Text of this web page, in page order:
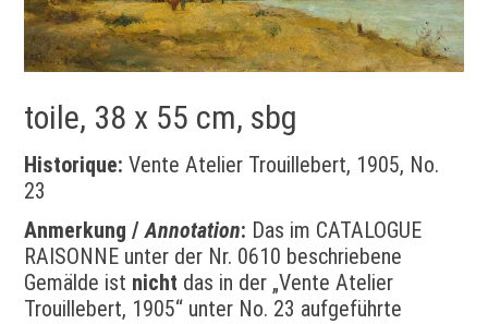
toile, 38 x 55 cm, sbg
Historique:Vente Atelier Trouillebert, 1905, No.
23
Anmerkung /Annotation: Das im CATALOGUE
RAISONNE unter der Nr. 0610 beschriebene
Gemälde ist nicht das in der „Vente Atelier
Trouillebert, 1905“ unter No. 23 aufgeführte